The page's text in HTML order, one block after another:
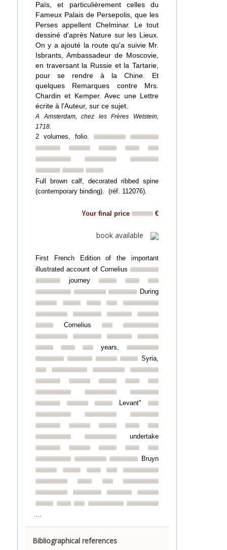
Païs, et particulièrement celles du
Fameux Palais de Persepolis, que les
Perses appellent Chelminar. Le tout
dessiné d'après Nature sur les Lieux.
On y a ajouté la route qu'a suivie Mr.
Isbrants, Ambassadeur de Moscovie,
en traversant la Russie et la Tartarie,
pour se rendre à la Chine. Et
quelques Remarques contre Mrs.
Chardin et Kemper. Avec une Lettre
écrite à l'Auteur, sur ce sujet.
A Amsterdam, chez les Frères Wetstein,
1718.
2 volumes, folio.
Full brown calf, decorated ribbed spine
(contemporary binding). (réf. 112076).
Your final price €
book available
First French Edition of the important
illustrated account of Cornelius
journey
During
Cornelius
years,
Syria,
Levant"
undertake
Bruyn
...
Bibliographical references